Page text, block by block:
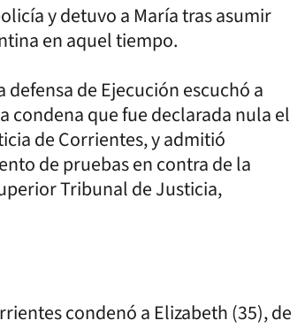
y detuvo a María tras asumir
en aquel tiempo.
de Ejecución escuchó a
condena que fue declarada nula el
de Corrientes, y admitió
de pruebas en contra de la
Tribunal de Justicia,
condenó a Elizabeth (35), de